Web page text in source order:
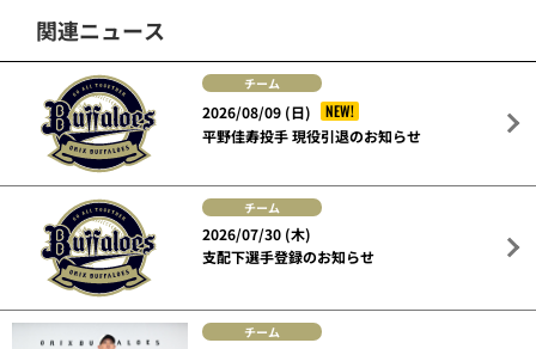
関連ニュース
チーム
2026/08/09 (日)
NEW!
平野佳寿投手 現役引退のお知らせ
チーム
2026/07/30 (木)
支配下選手登録のお知らせ
チーム